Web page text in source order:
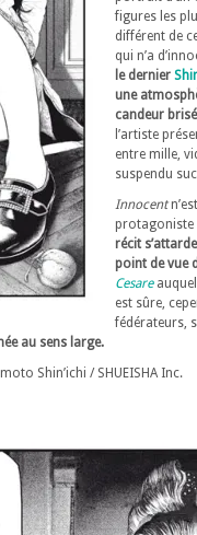
figures les
différent de
qui n’a
le dernier
une
candeur
l’artiste
entre mille,
suspendu
Innocent
protagoniste
récit
point de vue
Cesareauquel
est sûre,
fédérateurs,
au sens large.
Shin’ichi / SHUEISHA Inc.